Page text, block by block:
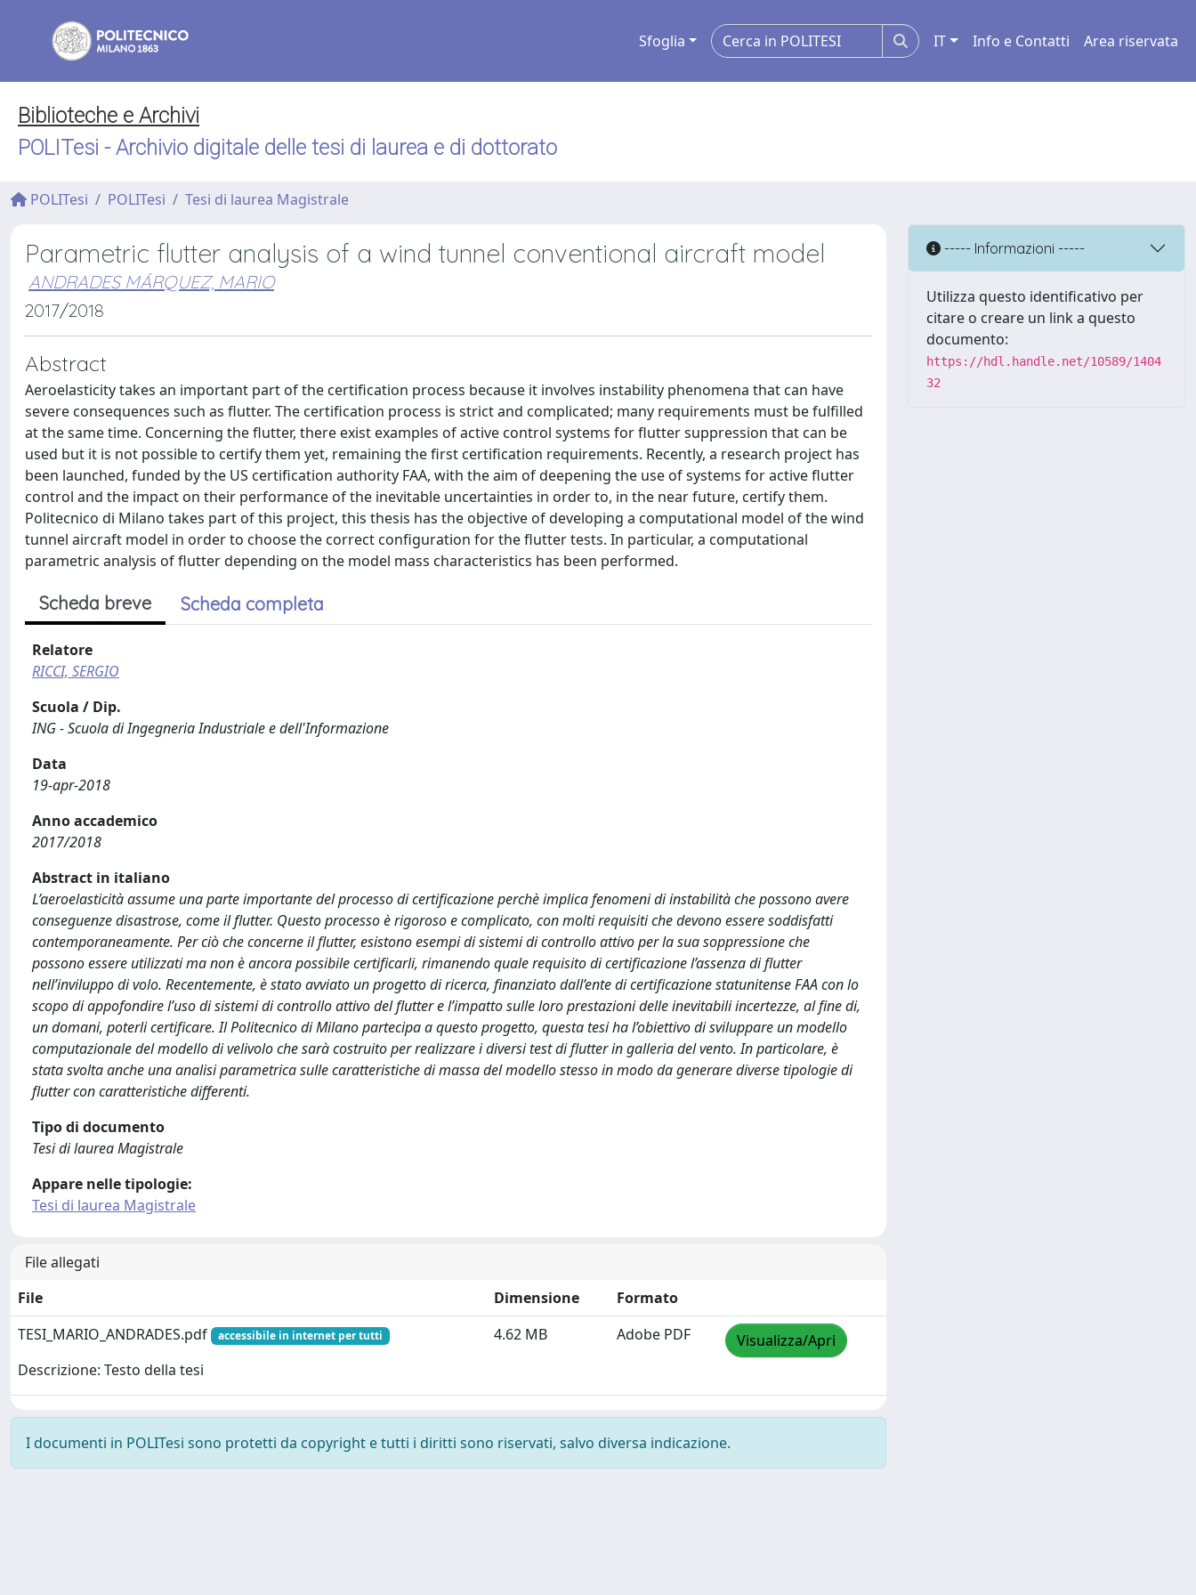
Sfoglia IT Info e Contatti Area riservata
Biblioteche e Archivi
POLITesi - Archivio digitale delle tesi di laurea e di dottorato
POLITesi POLITesi Tesi di laurea Magistrale
Parametric flutter analysis of a wind tunnel conventional aircraft model
ANDRADES MÁRQUEZ, MARIO
2017/2018
Abstract
Aeroelasticity takes an important part of the certification process because it involves instability phenomena that can have
severe consequences such as flutter. The certification process is strict and complicated; many requirements must be fulfilled
at the same time. Concerning the flutter, there exist examples of active control systems for flutter suppression that can be
used but it is not possible to certify them yet, remaining the first certification requirements. Recently, a research project has
been launched, funded by the US certification authority FAA, with the aim of deepening the use of systems for active flutter
control and the impact on their performance of the inevitable uncertainties in order to, in the near future, certify them.
Politecnico di Milano takes part of this project, this thesis has the objective of developing a computational model of the wind
tunnel aircraft model in order to choose the correct configuration for the flutter tests. In particular, a computational
parametric analysis of flutter depending on the model mass characteristics has been performed.
Scheda breve Scheda completa
Relatore
RICCI, SERGIO
Scuola / Dip.
ING - Scuola di Ingegneria Industriale e dell'Informazione
Data
19-apr-2018
Anno accademico
2017/2018
Abstract in italiano
L’aeroelasticità assume una parte importante del processo di certificazione perchè implica fenomeni di instabilità che possono avere
conseguenze disastrose, come il flutter. Questo processo è rigoroso e complicato, con molti requisiti che devono essere soddisfatti
contemporaneamente. Per ciò che concerne il flutter, esistono esempi di sistemi di controllo attivo per la sua soppressione che
possono essere utilizzati ma non è ancora possibile certificarli, rimanendo quale requisito di certificazione l’assenza di flutter
nell’inviluppo di volo. Recentemente, è stato avviato un progetto di ricerca, finanziato dall’ente di certificazione statunitense FAA con lo
scopo di appofondire l’uso di sistemi di controllo attivo del flutter e l’impatto sulle loro prestazioni delle inevitabili incertezze, al fine di,
un domani, poterli certificare. Il Politecnico di Milano partecipa a questo progetto, questa tesi ha l’obiettivo di sviluppare un modello
computazionale del modello di velivolo che sarà costruito per realizzare i diversi test di flutter in galleria del vento. In particolare, è
stata svolta anche una analisi parametrica sulle caratteristiche di massa del modello stesso in modo da generare diverse tipologie di
flutter con caratteristiche differenti.
Tipo di documento
Tesi di laurea Magistrale
Appare nelle tipologie:
Tesi di laurea Magistrale
File allegati
File
Dimensione
Formato
TESI_MARIO_ANDRADES.pdf
accessibile in internet per tutti
Descrizione: Testo della tesi
4.62 MB Adobe PDF Visualizza/Apri
I documenti in POLITesi sono protetti da copyright e tutti i diritti sono riservati, salvo diversa indicazione.
----- Informazioni -----
Utilizza questo identificativo per
citare o creare un link a questo
documento:
https://hdl.handle.net/10589/1404
32